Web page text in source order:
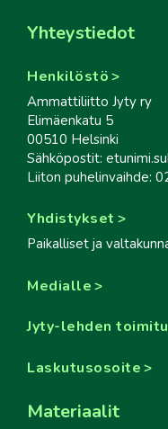
Yhteystiedot
Henkilöstö
Ammattiliitto Jyty ry
Elimäenkatu 5
00510 Helsinki
Sähköpostit:
Liiton puhelinvaihde:
Yhdistykset
Paikalliset ja
Medialle
Jyty-lehden
Laskutusosoite
Materiaalit